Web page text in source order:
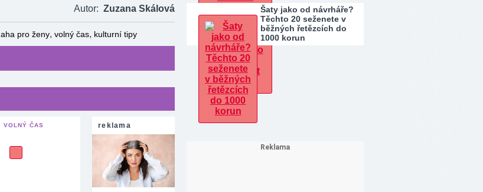
Autor: Zuzana Skálová
aha pro ženy, volný čas, kulturní tipy
VOLNÝ ČAS reklama
Šaty jako od návrháře?
Těchto 20 seženete v
běžných řetězcích do
1000 korun